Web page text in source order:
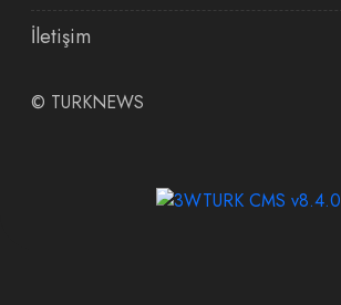
İletişim
© TURKNEWS